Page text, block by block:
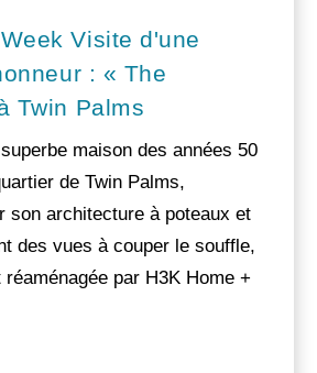
Visite d'une
: « The
Twin Palms
maison des années 50
de Twin Palms,
son architecture à poteaux et
des vues à couper le souffle,
réaménagée par H3K Home +